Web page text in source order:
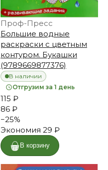
Проф-Пресс
Большие водные
раскраски с цветным
контуром. Букашки
(9789669877376)
В наличии
Отгрузим за 1 день
115 ₽
86 ₽
−25%
Экономия 29 ₽
В корзину